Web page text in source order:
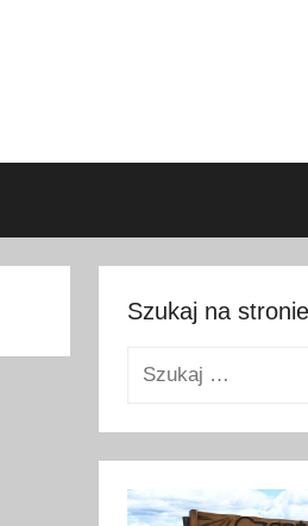
Szukaj na stronie
Szukaj: